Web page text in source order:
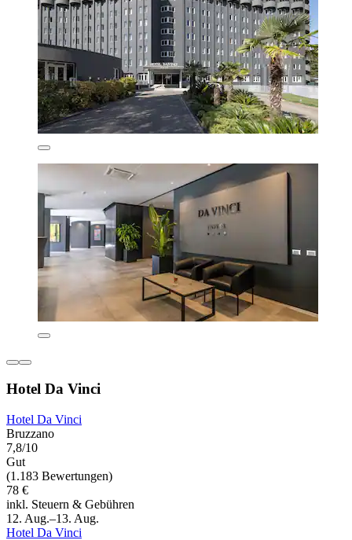
Hotel Da Vinci
Hotel Da Vinci
Bruzzano
7,8/10
Gut
(1.183 Bewertungen)
78 €
inkl. Steuern & Gebühren
12. Aug.–13. Aug.
Hotel Da Vinci